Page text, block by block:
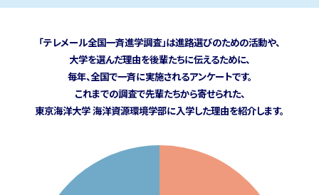
「テレメール全国一斉進学調査」は進路選びのための活動や、
大学を選んだ理由を後輩たちに伝えるために、
毎年、全国で一斉に実施されるアンケートです。
これまでの調査で先輩たちから寄せられた、
東京海洋大学 海洋資源環境学部に入学した理由を紹介します。